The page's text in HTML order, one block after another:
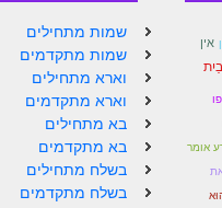
שמות מתחילים
שמות מתקדמים
וארא מתחילים
וארא מתקדמים
בא מתחילים
בא מתקדמים
בשלח מתחילים
בשלח מתקדמים
אין
אומר